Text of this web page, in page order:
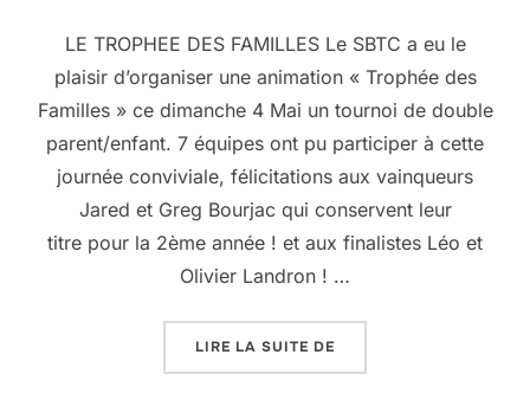
LE TROPHEE DES FAMILLES Le SBTC a eu le
plaisir d’organiser une animation « Trophée des
Familles » ce dimanche 4 Mai un tournoi de double
parent/enfant. 7 équipes ont pu participer à cette
journée conviviale, félicitations aux vainqueurs
Jared et Greg Bourjac qui conservent leur
titre pour la 2ème année ! et aux finalistes Léo et
Olivier Landron ! …
LIRE LA SUITE DE